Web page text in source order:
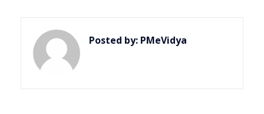
Posted by: PMeVidya